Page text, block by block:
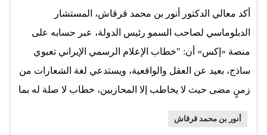
أكد معالي الدكتور أنور بن محمد قرقاش، المستشار
الدبلوماسي لصاحب السمو رئيس الدولة، عبر حسابه على
منصة «إكس» أن: "خطاب الإعلام الرسمي الإيراني تعبوي
ساذج، بعيد عن العقل والواقعية، ويستدعي لغة الشعارات من
زمنٍ مضى حيث لا يخاطب إلا المحازبين، خطاب لا صلة له بما
أنور بن محمد قرقاش